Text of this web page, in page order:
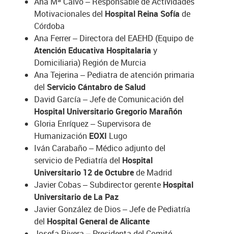
Motivacionales del Hospital Reina Sofíade
Córdoba
Ana Ferrer – Directora del EAEHD (Equipo de
Atención Educativa Hospitalaria y
Domiciliaria) Región de Murcia
Ana Tejerina – Pediatra de atención primaria
del Servicio Cántabro de Salud
David García – Jefe de Comunicación del
Hospital Universitario Gregorio Marañón
Gloria Enríquez – Supervisora de
Humanización EOXI Lugo
Iván Carabaño – Médico adjunto del
servicio de Pediatría del Hospital
Universitario 12 de Octubrede Madrid
Javier Cobas – Subdirector gerente Hospital
Universitario de La Paz
Javier González de Dios – Jefe de Pediatría
del Hospital General de Alicante